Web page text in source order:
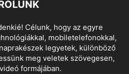
Célunk, hogy az egyre
mobiletelefonokkal,
legyetek, különböző
meg veletek szövegesen,
formájában.